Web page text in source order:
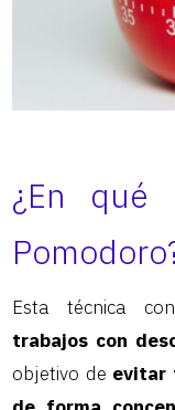
¿En qué
Esta técnica
trabajos con
objetivo de evitar